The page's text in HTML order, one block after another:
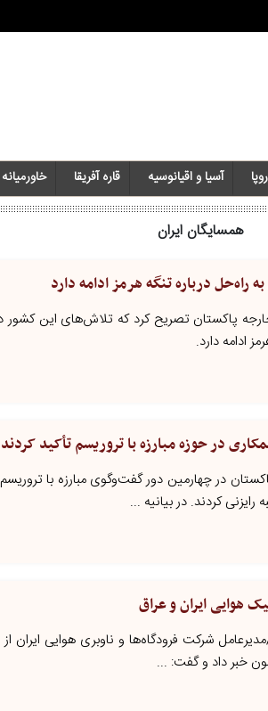
آسیا و اقیانوسیه قاره آفریقا خاورمیانه‌
همسایگان ایران
راه‌حل درباره تنگه هرمز ادامه دارد
پاکستان تصریح کرد که تلاش‌های این
ادامه دارد.
در حوزه مبارزه با تروریسم تأکید کردند
در چهارمین دور گفت‌وگوی مبارزه با
کردند. در بیانیه ...